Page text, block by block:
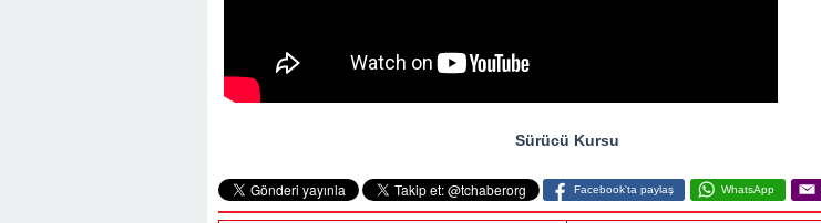
Sürücü Kursu
Facebook'ta paylaş WhatsApp